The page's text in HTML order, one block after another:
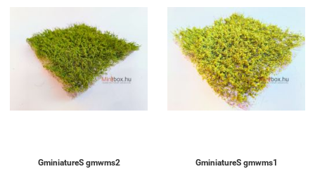
GminiatureS gmwms2
GminiatureS gmwms1